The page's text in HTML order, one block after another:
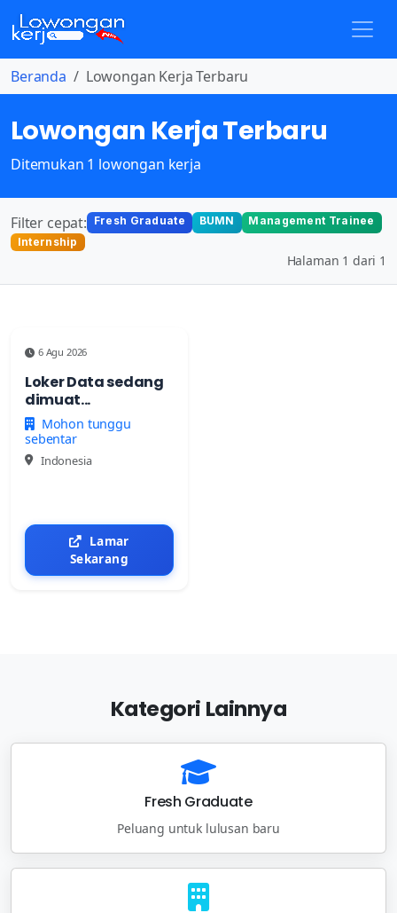
Beranda Lowongan Kerja Terbaru
Lowongan Kerja Terbaru
Ditemukan 1 lowongan kerja
Filter cepat: Fresh Graduate BUMN
Management Trainee
Internship
Halaman 1 dari 1
6 Agu 2026
Loker Data sedang
dimuat...
Mohon tunggu
sebentar
Indonesia
Lamar
Sekarang
Kategori Lainnya
Fresh Graduate
Peluang untuk lulusan baru